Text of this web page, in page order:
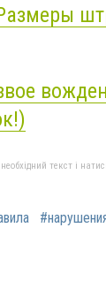
текст і